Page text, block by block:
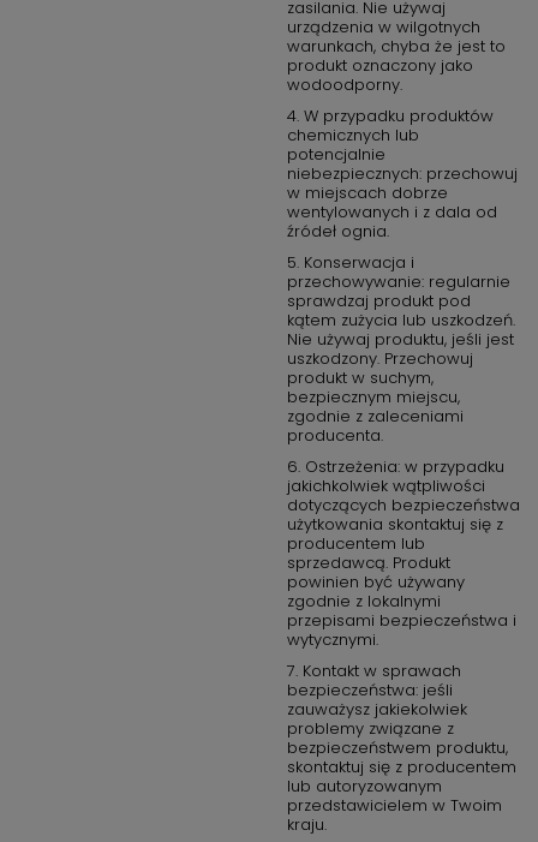
zasilania. Nie używaj
urządzenia w wilgotnych
warunkach, chyba że jest to
produkt oznaczony jako
wodoodporny.
4. W przypadku produktów
chemicznych lub
potencjalnie
niebezpiecznych: przechowuj
w miejscach dobrze
wentylowanych i z dala od
źródeł ognia.
5. Konserwacja i
przechowywanie: regularnie
sprawdzaj produkt pod
kątem zużycia lub uszkodzeń.
Nie używaj produktu, jeśli jest
uszkodzony. Przechowuj
produkt w suchym,
bezpiecznym miejscu,
zgodnie z zaleceniami
producenta.
6. Ostrzeżenia: w przypadku
jakichkolwiek wątpliwości
dotyczących bezpieczeństwa
użytkowania skontaktuj się z
producentem lub
sprzedawcą. Produkt
powinien być używany
zgodnie z lokalnymi
przepisami bezpieczeństwa i
wytycznymi.
7. Kontakt w sprawach
bezpieczeństwa: jeśli
zauważysz jakiekolwiek
problemy związane z
bezpieczeństwem produktu,
skontaktuj się z producentem
lub autoryzowanym
przedstawicielem w Twoim
kraju.